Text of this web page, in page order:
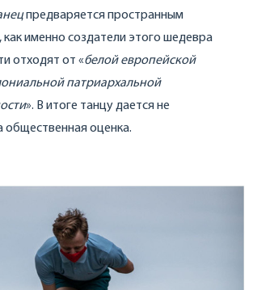
предваряется пространным
именно создатели этого шедевра
отходят от «белой европейской
патриархальной
». В итоге танцу дается не
общественная оценка.